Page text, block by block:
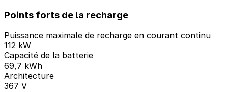
Points forts de la recharge
Puissance maximale de recharge en courant continu
112 kW
Capacité de la batterie
69,7 kWh
Architecture
367 V